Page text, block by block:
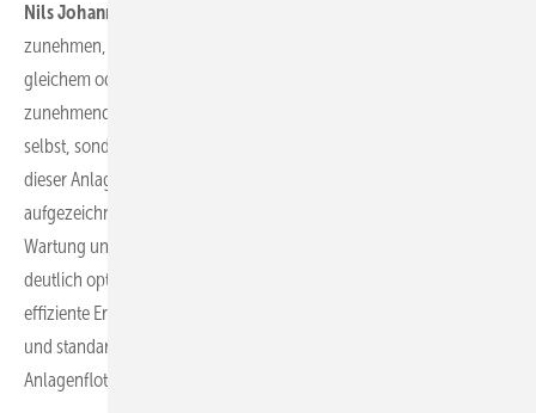
Nils Johannsen:
zunehmen, da die steigende Zahl von Erzeugungsanlagen mit
gleichem oder weniger Personal betrieben werden muss. Mit dem
zunehmendem Fachkräftemangel müssen nicht nur die Anlagen
selbst, sondern auch die nachgelagerten Prozesse zum Betrieb
dieser Anlagen weiter automatisiert werden. Die Auswertung aller
aufgezeichneten Meldungen und Daten aus den Anlagen sowie die
Wartung und Instandhaltung können durch maschinelles Lernen
deutlich optimiert werden. Voraussetzung dafür sind jedoch eine
effiziente Erfassung und Kommunikation sowie ein strukturiertes
und standardisiertes Datenmanagement über die gesamte
Anlagenflotte hinweg.